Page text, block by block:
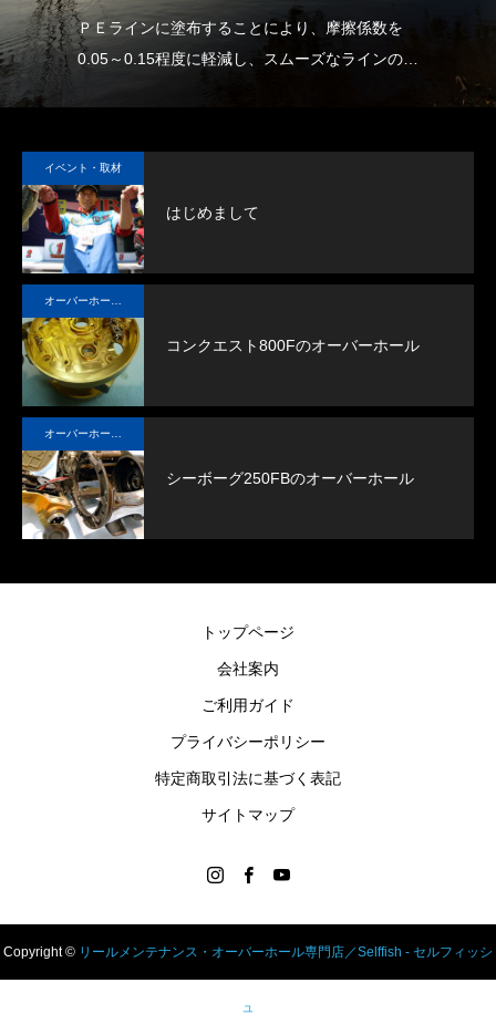
く
ＰＥラインに塗布することにより、摩擦係数を
0.05～0.15程度に軽減し、スムーズなラインの放
が可能です。
ラインおよびラインが触れる部分（リールやロッ
ドのラインガイド等）に塗布することで、ライン
トラブルに悩まされることなく快適なフィッシン
グをお楽しみいただけます。
イベント・取材
はじめまして
コンクエスト800Fのオーバーホール
シーボーグ250FBのオーバーホール
トップページ
会社案内
ご利用ガイド
プライバシーポリシー
特定商取引法に基づく表記
サイトマップ
Copyright © リールメンテナンス・オーバーホール専門店／Selffish - セルフィッシ
ュ